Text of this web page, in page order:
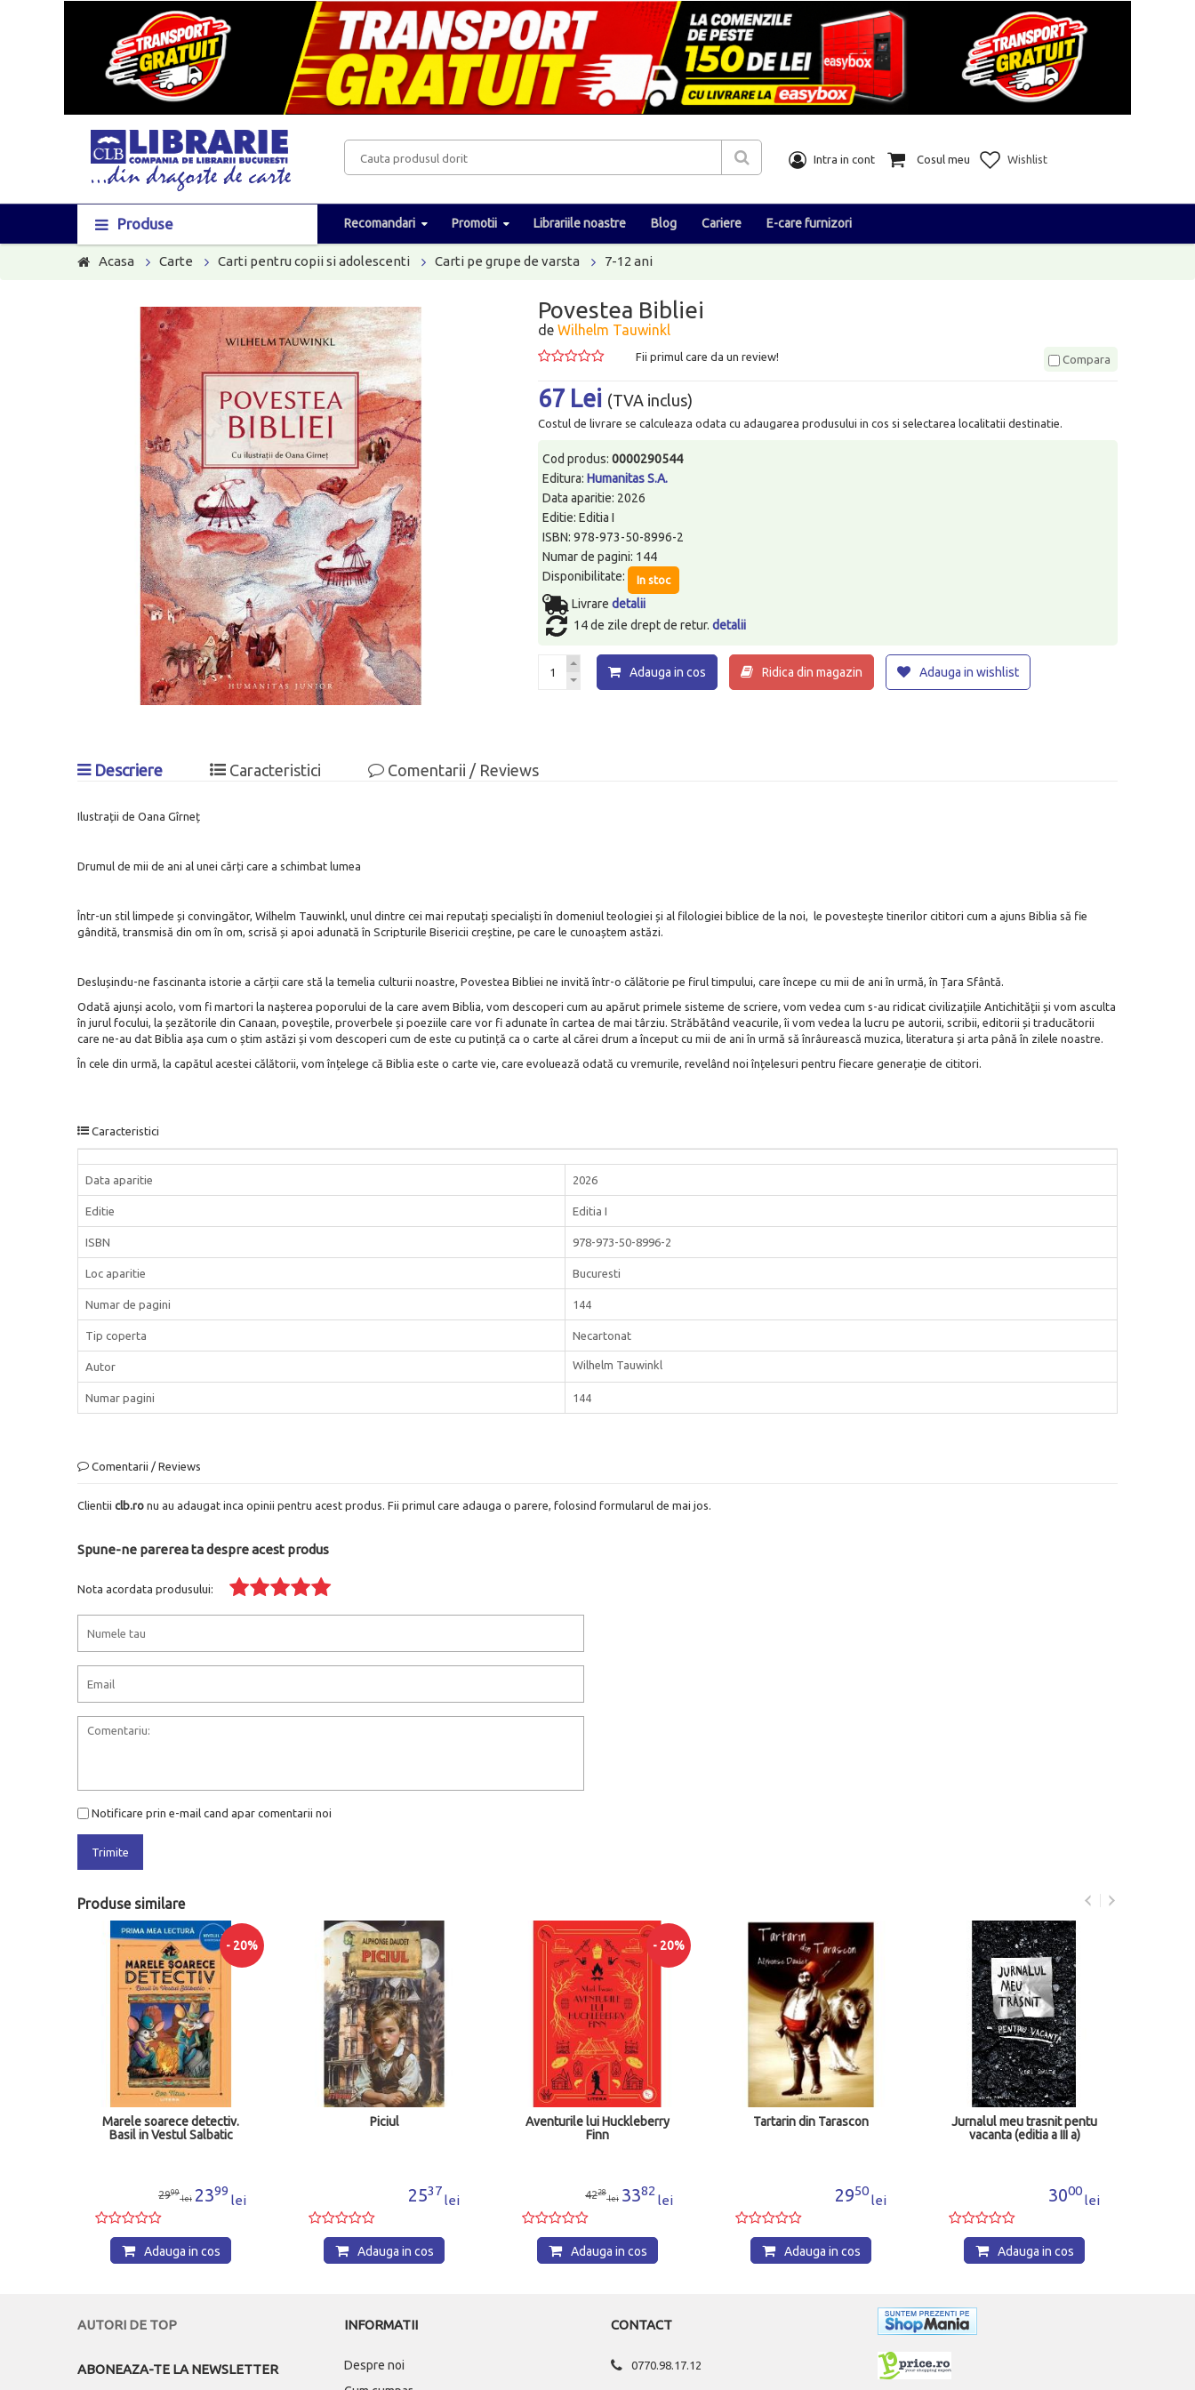
Intra in cont Cosul meu Wishlist
Produse Recomandari Promotii Librariile noastre Blog Cariere E-care furnizori
Acasa Carte Carti pentru copii si adolescenti Carti pe grupe de varsta 7-12 ani
Povestea Bibliei
deWilhelm Tauwinkl
Fii primul care da un review! Compara
67 Lei (TVA inclus)
Costul de livrare se calculeaza odata cu adaugarea produsului in cos si selectarea localitatii destinatie.
Cod produs:0000290544
Editura: Humanitas S.A.
Data aparitie: 2026
Editie: Editia I
ISBN: 978-973-50-8996-2
Numar de pagini: 144
Disponibilitate:
In stoc
Livraredetalii
14 de zile drept de retur.detalii
Adauga in cos Ridica din magazin Adauga in wishlist
Descriere Caracteristici Comentarii / Reviews
Ilustrații de Oana Gîrneț
Drumul de mii de ani al unei cărți care a schimbat lumea
Într-un stil limpede și convingător, Wilhelm Tauwinkl, unul dintre cei mai reputați specialiști în domeniul teologiei și al filologiei biblice de la noi, le povestește tinerilor cititori cum a ajuns Biblia să fie
gândită, transmisă din om în om, scrisă și apoi adunată în Scripturile Bisericii creștine, pe care le cunoaștem astăzi.
Deslușindu-ne fascinanta istorie a cărții care stă la temelia culturii noastre, Povestea Bibliei ne invită într-o călătorie pe firul timpului, care începe cu mii de ani în urmă, în Țara Sfântă.
Odată ajunși acolo, vom fi martori la nașterea poporului de la care avem Biblia, vom descoperi cum au apărut primele sisteme de scriere, vom vedea cum s-au ridicat civilizațiile Antichității și vom asculta
în jurul focului, la șezătorile din Canaan, poveștile, proverbele și poeziile care vor fi adunate în cartea de mai târziu. Străbătând veacurile, îi vom vedea la lucru pe autorii, scribii, editorii și traducătorii
care ne-au dat Biblia așa cum o știm astăzi și vom descoperi cum de este cu putință ca o carte al cărei drum a început cu mii de ani în urmă să înrâurească muzica, literatura și arta până în zilele noastre.
În cele din urmă, la capătul acestei călătorii, vom înțelege că Biblia este o carte vie, care evoluează odată cu vremurile, revelând noi înțelesuri pentru fiecare generație de cititori.
Caracteristici
Data aparitie 2026
Editie Editia I
ISBN 978-973-50-8996-2
Loc aparitie Bucuresti
Numar de pagini 144
Tip coperta Necartonat
Autor Wilhelm Tauwinkl
Numar pagini 144
Comentarii / Reviews
Clientii clb.ro nu au adaugat inca opinii pentru acest produs. Fii primul care adauga o parere, folosind formularul de mai jos.
Spune-ne parerea ta despre acest produs
Nota acordata produsului:
Notificare prin e-mail cand apar comentarii noi
Trimite
Produse similare
- 20%
Marele soarece detectiv.
Basil in Vestul Salbatic
2999
lei 2399
lei
Adauga in cos
Piciul
2537
lei
Adauga in cos
- 20%
Aventurile lui Huckleberry
Finn
4228
lei 3382
lei
Adauga in cos
Tartarin din Tarascon
2950
lei
Adauga in cos
Jurnalul meu trasnit pentu
vacanta (editia a III a)
3000
lei
Adauga in cos
AUTORI DE TOP
ABONEAZA-TE LA NEWSLETTER
INFORMATII
Despre noi
CONTACT
0770.98.17.12